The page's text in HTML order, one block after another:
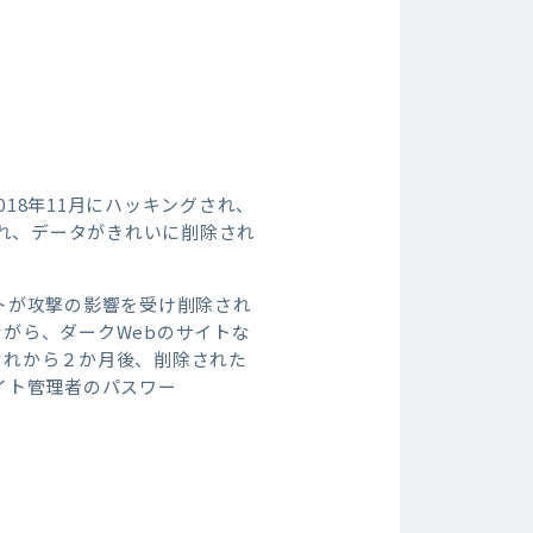
年11月にハッキングされ、
、データがきれいに削除され
攻撃の影響を受け削除され
ら、ダークWebのサイトな
から２か月後、削除された
管理者のパスワー